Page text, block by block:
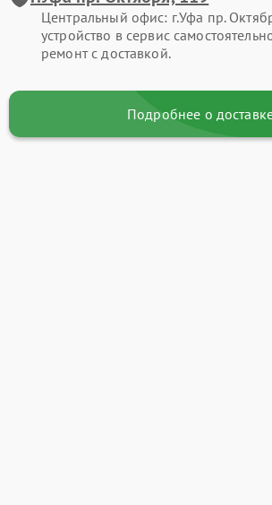
Центральный офис: г.Уфа пр.
устройство в сервис
ремонт с доставкой.
Подробнее о